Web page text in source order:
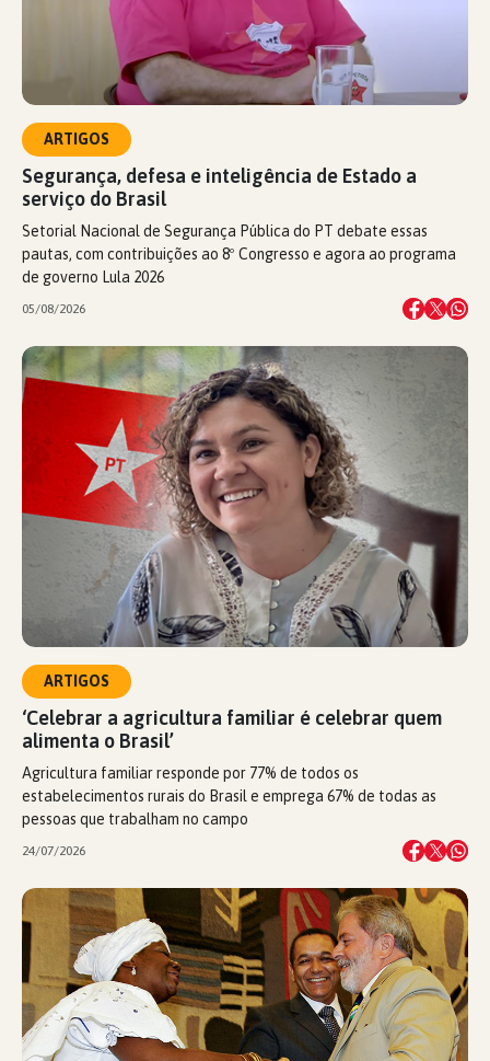
ARTIGOS
Segurança, defesa e inteligência de Estado a
serviço do Brasil
Setorial Nacional de Segurança Pública do PT debate essas
pautas, com contribuições ao 8º Congresso e agora ao programa
de governo Lula 2026
05/08/2026
ARTIGOS
‘Celebrar a agricultura familiar é celebrar quem
alimenta o Brasil’
Agricultura familiar responde por 77% de todos os
estabelecimentos rurais do Brasil e emprega 67% de todas as
pessoas que trabalham no campo
24/07/2026